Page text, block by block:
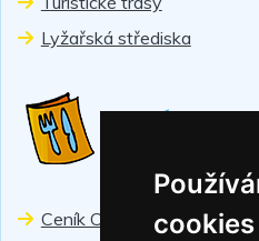
cookies
Lyžařská střediska
Ceník Chiranka